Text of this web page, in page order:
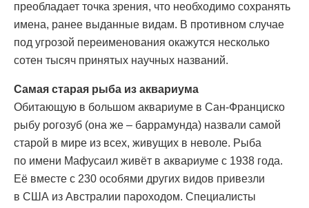
преобладает точка зрения, что необходимо сохранять
имена, ранее выданные видам. В противном случае
под угрозой переименования окажутся несколько
сотен тысяч принятых научных названий.
Самая старая рыба из аквариума
Обитающую в большом аквариуме в Сан-Франциско
рыбу рогозуб (она же – баррамунда) назвали самой
старой в мире из всех, живущих в неволе. Рыба
по имени Мафусаил живёт в аквариуме с 1938 года.
Её вместе с 230 особями других видов привезли
в США из Австралии пароходом. Специалисты